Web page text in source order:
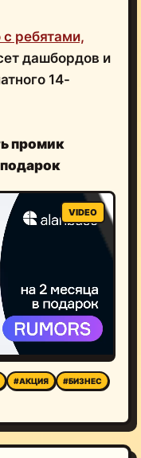
с ребятами,
дашбордов и
14-
промик
подарок
#АКЦИЯ
#БИЗНЕС